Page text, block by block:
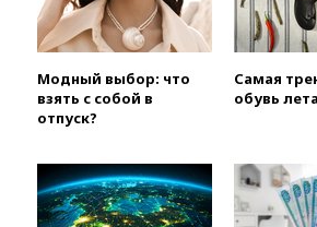
Модный выбор: что
взять с собой в
отпуск?
Самая
обувь